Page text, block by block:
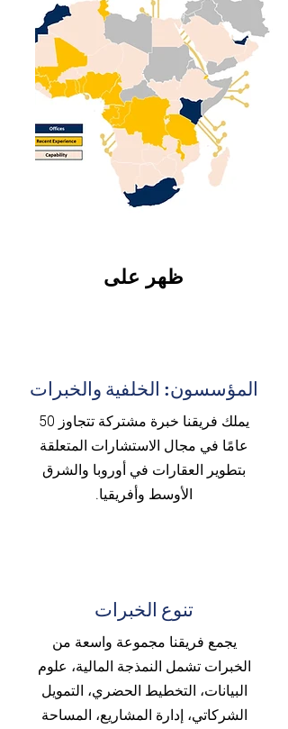
ظهر على
المؤسسون: الخلفية والخبرات
يملك فريقنا خبرة مشتركة تتجاوز 50
عامًا في مجال الاستشارات المتعلقة
بتطوير العقارات في أوروبا والشرق
الأوسط وأفريقيا.
تنوع الخبرات
يجمع فريقنا مجموعة واسعة من
الخبرات تشمل النمذجة المالية، علوم
البيانات، التخطيط الحضري، التمويل
الشركاتي، إدارة المشاريع، المساحة